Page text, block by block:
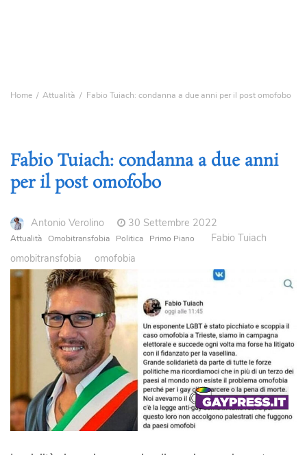
Home Attualità Fabio Tuiach: condanna a due anni per il post omofobo
Fabio Tuiach: condanna a due anni
per il post omofobo
Antonio Verolino 30 Settembre 2022
Attualità Omobitransfobia Politica Primo Piano
Fabio Tuiach
omobitransfobia
omofobia